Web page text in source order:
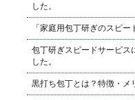
した。
「家庭用包丁研ぎのスピー
包丁研ぎスピードサービス
した。
黒打ち包丁とは？特徴・メ